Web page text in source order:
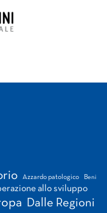
Azzardo patologico Beni
allo sviluppo
Dalle Regioni